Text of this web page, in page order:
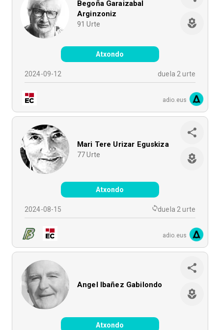
Begoña Garaizabal
Arginzoniz
91 Urte
Atxondo
2024-09-12 duela 2 urte
adio.eus
Mari Tere Urizar Eguskiza
77 Urte
Atxondo
2024-08-15 duela 2 urte
adio.eus
Angel Ibañez Gabilondo
Atxondo